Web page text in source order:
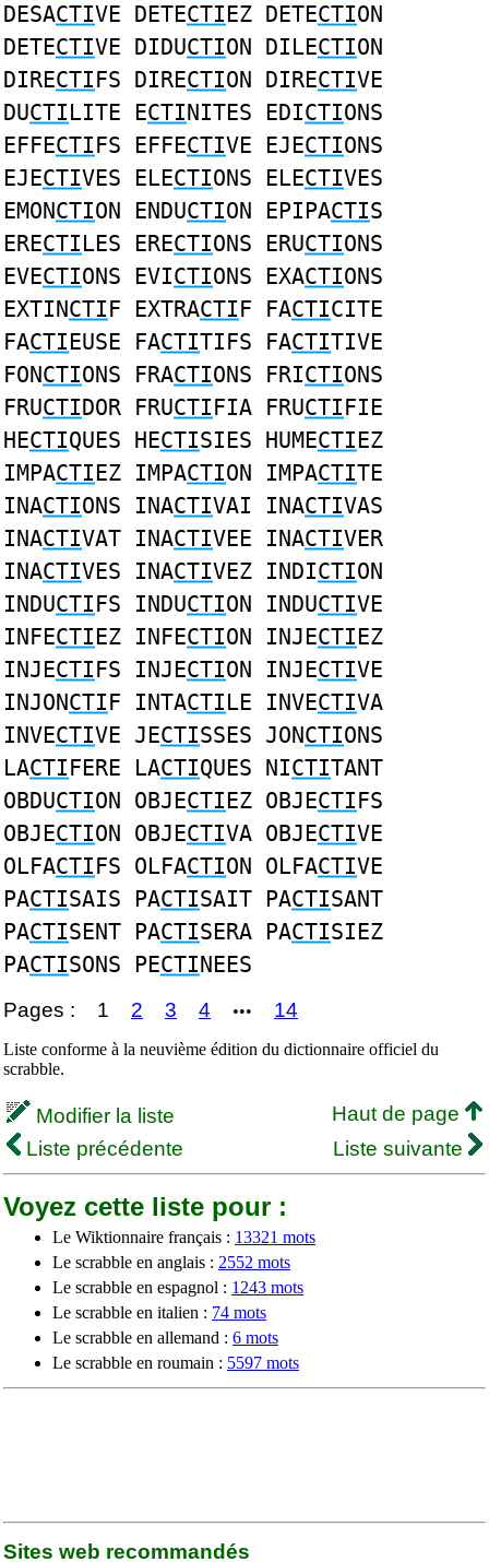
DESACTIVE DETECTIEZ DETECTION
DETECTIVE DIDUCTION DILECTION
DIRECTIFS DIRECTION DIRECTIVE
DUCTILITE ECTINITES EDICTIONS
EFFECTIFS EFFECTIVE EJECTIONS
EJECTIVES ELECTIONS ELECTIVES
EMONCTION ENDUCTION EPIPACTIS
ERECTILES ERECTIONS ERUCTIONS
EVECTIONS EVICTIONS EXACTIONS
EXTINCTIF EXTRACTIF FACTICITE
FACTIEUSE FACTITIFS FACTITIVE
FONCTIONS FRACTIONS FRICTIONS
FRUCTIDOR FRUCTIFIA FRUCTIFIE
HECTIQUES HECTISIES HUMECTIEZ
IMPACTIEZ IMPACTION IMPACTITE
INACTIONS INACTIVAI INACTIVAS
INACTIVAT INACTIVEE INACTIVER
INACTIVES INACTIVEZ INDICTION
INDUCTIFS INDUCTION INDUCTIVE
INFECTIEZ INFECTION INJECTIEZ
INJECTIFS INJECTION INJECTIVE
INJONCTIF INTACTILE INVECTIVA
INVECTIVE JECTISSES JONCTIONS
LACTIFERE LACTIQUES NICTITANT
OBDUCTION OBJECTIEZ OBJECTIFS
OBJECTION OBJECTIVA OBJECTIVE
OLFACTIFS OLFACTION OLFACTIVE
PACTISAIS PACTISAIT PACTISANT
PACTISENT PACTISERA PACTISIEZ
PACTISONS PECTINEES
Pages : 1 2 3 4 ••• 14
Liste conforme à la neuvième édition du dictionnaire officiel du
scrabble.
Modifier la liste
Haut de page
Liste précédente
Liste suivante
Voyez cette liste pour :
Le Wiktionnaire français : 13321 mots
Le scrabble en anglais : 2552 mots
Le scrabble en espagnol : 1243 mots
Le scrabble en italien : 74 mots
Le scrabble en allemand : 6 mots
Le scrabble en roumain : 5597 mots
Sites web recommandés